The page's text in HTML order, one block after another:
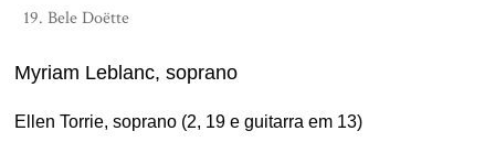
Bele Doëtte
Myriam Leblanc, soprano
Ellen Torrie, soprano (2, 19 e guitarra em 13)